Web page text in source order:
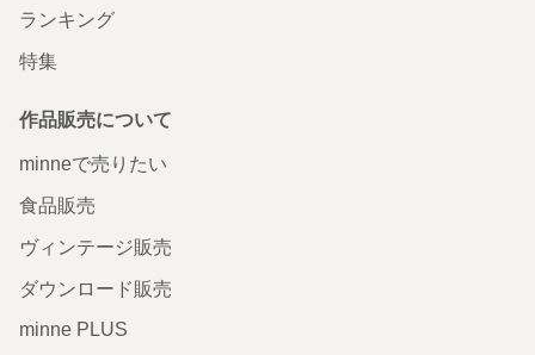
ランキング
特集
作品販売について
minneで売りたい
食品販売
ヴィンテージ販売
ダウンロード販売
minne PLUS